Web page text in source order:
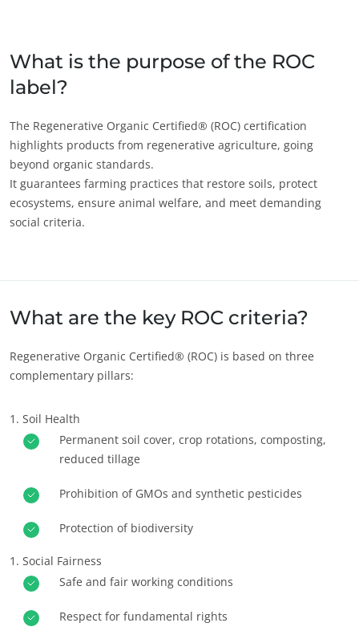
Carreiras
Índia (inglês)
América
Argentina (espanhol)
Brasil (português)
Canadá
Canadá (inglês)
Chile (espanhol)
Estados Unidos (inglês)
México (espanhol)
Europa
(espanhol)
França (francês)
Itália (italiano)
Suíça (alemão)
Turquia (turco)
What is the purpose of the ROC
label?
The Regenerative Organic Certified® (ROC) certification
highlights products from regenerative agriculture, going
beyond organic standards.
It guarantees farming practices that restore soils, protect
ecosystems, ensure animal welfare, and meet demanding
social criteria.
What are the key ROC criteria?
Regenerative Organic Certified® (ROC) is based on three
complementary pillars:
Soil Health
Permanent soil cover, crop rotations, composting,
reduced tillage
Prohibition of GMOs and synthetic pesticides
Protection of biodiversity
Social Fairness
Safe and fair working conditions
Respect for fundamental rights